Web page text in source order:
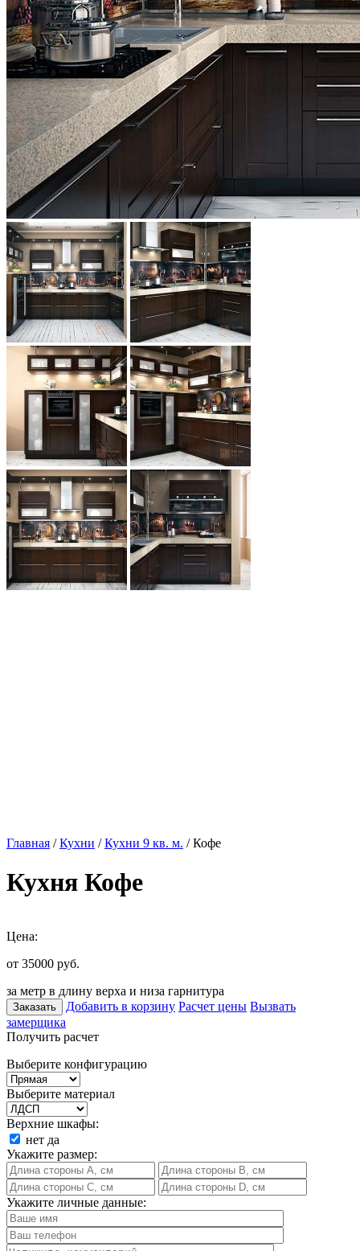
Главная /Кухни /Кухни 9 кв. м. / Кофе
Кухня Кофе
Цена:
от 35000 руб.
за метр в длину верха и низа гарнитура
Заказать Добавить в корзину Расчет цены Вызвать
замерщика
Получить расчет
Выберите конфигурацию
Выберите материал
Верхние шкафы:
нет да
Укажите размер:
Укажите личные данные: